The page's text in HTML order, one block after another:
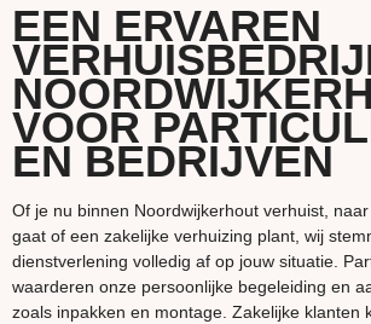
EEN ERVAREN
VOOR
EN BEDRIJVEN
Of je nu binnen Noordwijkerhout verhuist,
gaat of een zakelijke verhuizing plant, wij
dienstverlening volledig af op jouw situatie.
waarderen onze persoonlijke begeleiding en
zoals inpakken en montage. Zakelijke klanten